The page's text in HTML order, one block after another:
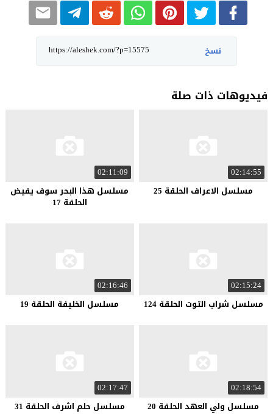
نسخ
فيديوهات ذات صلة
02:14:55
مسلسل الاعراف الحلقة 25
02:11:09
مسلسل هذا البحر سوف يفيض
الحلقة 17
02:15:24
مسلسل شراب التوت الحلقة 124
02:16:46
مسلسل الخليفة الحلقة 19
02:18:54
مسلسل ولي العهد الحلقة 20
02:17:47
مسلسل حلم اشرف الحلقة 31